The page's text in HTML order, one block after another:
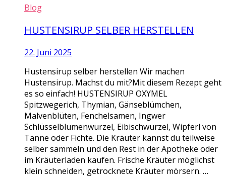
Blog
HUSTENSIRUP SELBER HERSTELLEN
22. Juni 2025
Hustensirup selber herstellen Wir machen
Hustensirup. Machst du mit?Mit diesem Rezept geht
es so einfach! HUSTENSIRUP OXYMEL
Spitzwegerich, Thymian, Gänseblümchen,
Malvenblüten, Fenchelsamen, Ingwer
Schlüsselblumenwurzel, Eibischwurzel, Wipferl von
Tanne oder Fichte. Die Kräuter kannst du teilweise
selber sammeln und den Rest in der Apotheke oder
im Kräuterladen kaufen. Frische Kräuter möglichst
klein schneiden, getrocknete Kräuter mörsern. …